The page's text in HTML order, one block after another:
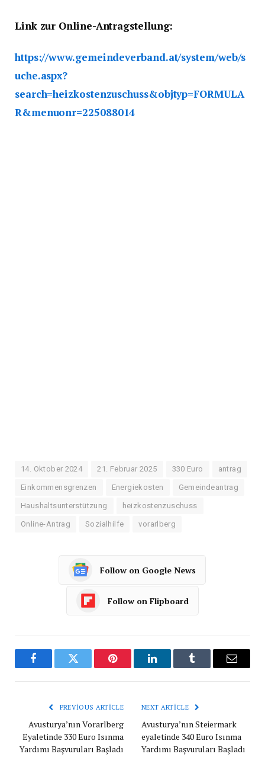
Link zur Online-Antragstellung:
https://www.gemeindeverband.at/system/web/s
uche.aspx?
search=heizkostenzuschuss&objtyp=FORMULA
R&menuonr=225088014
14. Oktober 2024 21. Februar 2025 330 Euro antrag
Einkommensgrenzen Energiekosten Gemeindeantrag
Haushaltsunterstützung heizkostenzuschuss
Online-Antrag Sozialhilfe vorarlberg
Follow on Google News
Follow on Flipboard
FacebookTwitter Pinterest LinkedInTumblr Email
PREVIOUS ARTICLE
Avusturya’nın Vorarlberg
Eyaletinde 330 Euro Isınma
Yardımı Başvuruları Başladı
NEXT ARTICLE
Avusturya’nın Steiermark
eyaletinde 340 Euro Isınma
Yardımı Başvuruları Başladı